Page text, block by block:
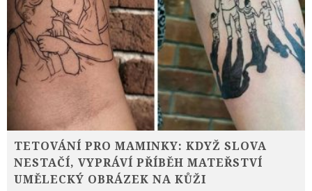
TETOVÁNÍ PRO MAMINKY: KDYŽ SLOVA
NESTAČÍ, VYPRÁVÍ PŘÍBĚH MATEŘSTVÍ
UMĚLECKÝ OBRÁZEK NA KŮŽI